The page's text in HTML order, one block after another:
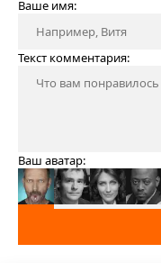
Ваше имя:
Текст комментария:
Ваш аватар: